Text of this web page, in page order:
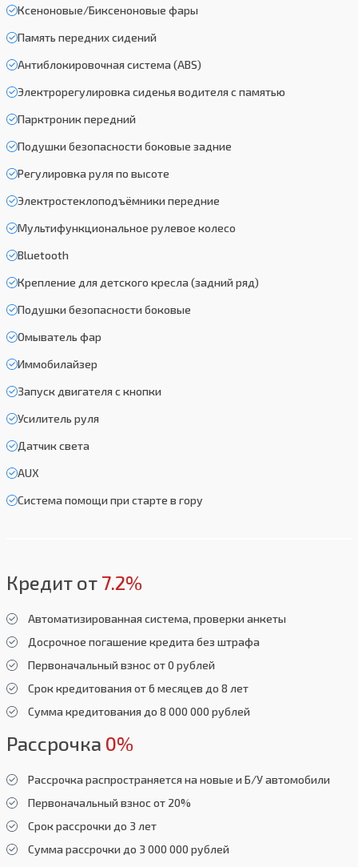
Ксеноновые/Биксеноновые фары
Память передних сидений
Антиблокировочная система (ABS)
Электрорегулировка сиденья водителя с памятью
Парктроник передний
Подушки безопасности боковые задние
Регулировка руля по высоте
Электростеклоподъёмники передние
Мультифункциональное рулевое колесо
Bluetooth
Крепление для детского кресла (задний ряд)
Подушки безопасности боковые
Омыватель фар
Иммобилайзер
Запуск двигателя с кнопки
Усилитель руля
Датчик света
AUX
Система помощи при старте в гору
Кредит от 7.2%
Автоматизированная система, проверки анкеты
Досрочное погашение кредита без штрафа
Первоначальный взнос от 0 рублей
Срок кредитования от 6 месяцев до 8 лет
Сумма кредитования до 8 000 000 рублей
Рассрочка 0%
Рассрочка распространяется на новые и Б/У автомобили
Первоначальный взнос от 20%
Срок рассрочки до 3 лет
Сумма рассрочки до 3 000 000 рублей